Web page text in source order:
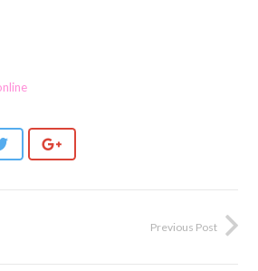
Previous Post